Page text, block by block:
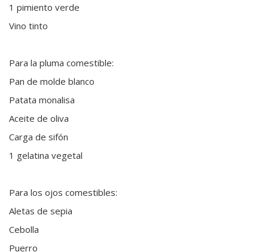
1 pimiento verde
Vino tinto
Para la pluma comestible:
Pan de molde blanco
Patata monalisa
Aceite de oliva
Carga de sifón
1 gelatina vegetal
Para los ojos comestibles:
Aletas de sepia
Cebolla
Puerro